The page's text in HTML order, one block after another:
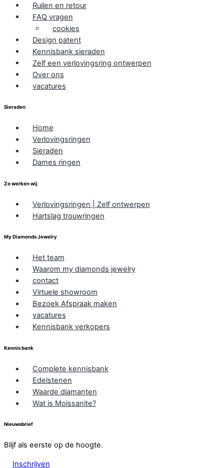
Ruilen en retour
FAQ vragen
cookies
Design patent
Kennisbank sieraden
Zelf een verlovingsring ontwerpen
Over ons
vacatures
Sieraden
Home
Verlovingsringen
Sieraden
Dames ringen
Zo werken wij
Verlovingsringen | Zelf ontwerpen
Hartslag trouwringen
My Diamonds Jewelry
Het team
Waarom my diamonds jewelry
contact
Virtuele showroom
Bezoek Afspraak maken
vacatures
Kennisbank verkopers
Kennis bank
Complete kennisbank
Edelstenen
Waarde diamanten
Wat is Moissanite?
Nieuwsbrief
Blijf als eerste op de hoogte.
Inschrijven